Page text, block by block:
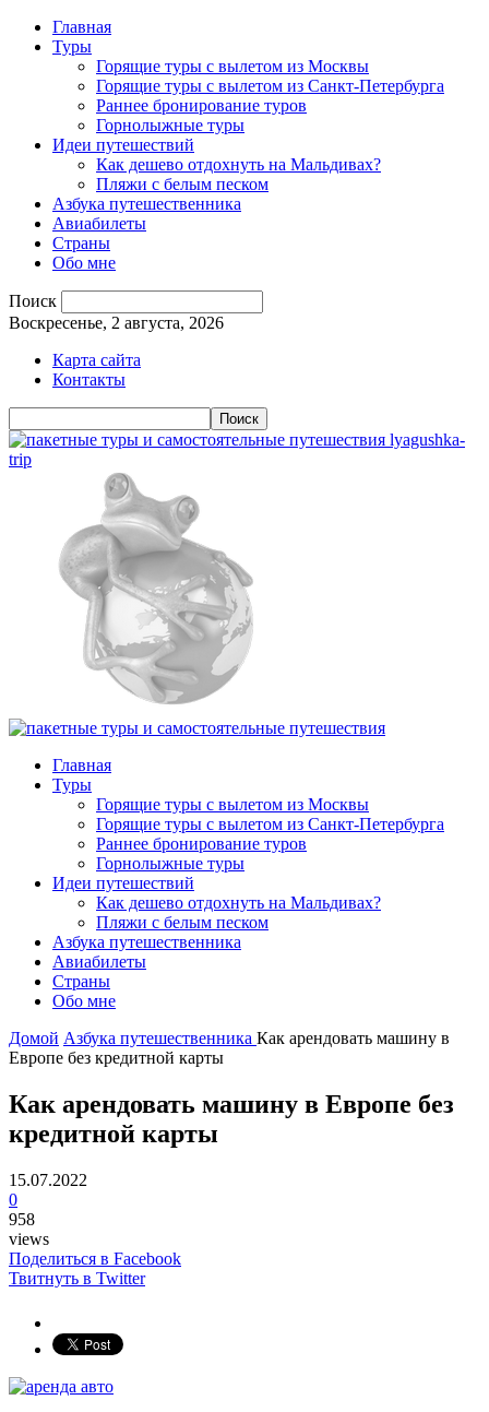
Главная
Туры
Горящие туры с вылетом из Москвы
Горящие туры с вылетом из Санкт-Петербурга
Раннее бронирование туров
Горнолыжные туры
Идеи путешествий
Как дешево отдохнуть на Мальдивах?
Пляжи с белым песком
Азбука путешественника
Авиабилеты
Страны
Обо мне
Поиск
Воскресенье, 2 августа, 2026
Карта сайта
Контакты
lyagushka-
trip
Главная
Туры
Горящие туры с вылетом из Москвы
Горящие туры с вылетом из Санкт-Петербурга
Раннее бронирование туров
Горнолыжные туры
Идеи путешествий
Как дешево отдохнуть на Мальдивах?
Пляжи с белым песком
Азбука путешественника
Авиабилеты
Страны
Обо мне
Домой Азбука путешественника Как арендовать машину в
Европе без кредитной карты
Как арендовать машину в Европе без
кредитной карты
15.07.2022
0
958
views
Поделиться в Facebook
Твитнуть в Twitter